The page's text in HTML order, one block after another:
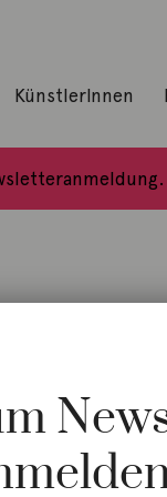
KünstlerInnen